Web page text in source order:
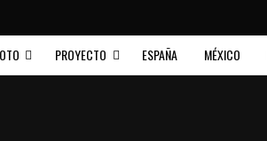
PROYECTO ESPAÑA MÉXICO